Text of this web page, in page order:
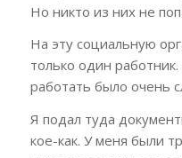
Но никто из них не
На эту социальную
только один
работать было очень
Я подал туда
кое-как. У меня были